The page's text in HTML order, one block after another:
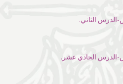
الثاني.
الدرس الحادي عشر.